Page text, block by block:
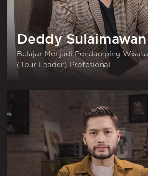
Deddy Sulaimawan
Belajar Menjadi Pendamping Wisata
(Tour Leader) Profesional